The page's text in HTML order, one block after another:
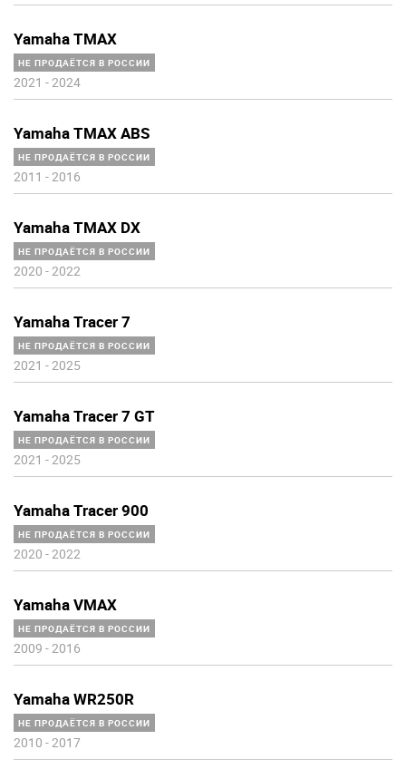
Yamaha TMAX
НЕ ПРОДАЁТСЯ В РОССИИ
2021 -2024
Yamaha TMAX ABS
НЕ ПРОДАЁТСЯ В РОССИИ
2011 -2016
Yamaha TMAX DX
НЕ ПРОДАЁТСЯ В РОССИИ
2020 -2022
Yamaha Tracer 7
НЕ ПРОДАЁТСЯ В РОССИИ
2021 -2025
Yamaha Tracer 7 GT
НЕ ПРОДАЁТСЯ В РОССИИ
2021 -2025
Yamaha Tracer 900
НЕ ПРОДАЁТСЯ В РОССИИ
2020 -2022
Yamaha VMAX
НЕ ПРОДАЁТСЯ В РОССИИ
2009 -2016
Yamaha WR250R
НЕ ПРОДАЁТСЯ В РОССИИ
2010 -2017